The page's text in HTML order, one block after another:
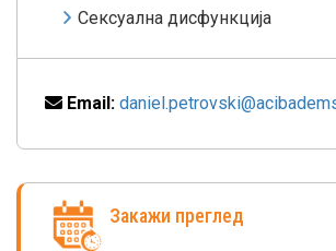
Сексуална дисфункција
Email:
Закажи преглед